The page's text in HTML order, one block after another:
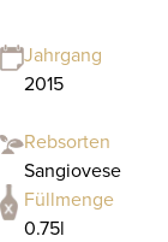
Jahrgang
2015
Rebsorten
Sangiovese
Füllmenge
0.75l